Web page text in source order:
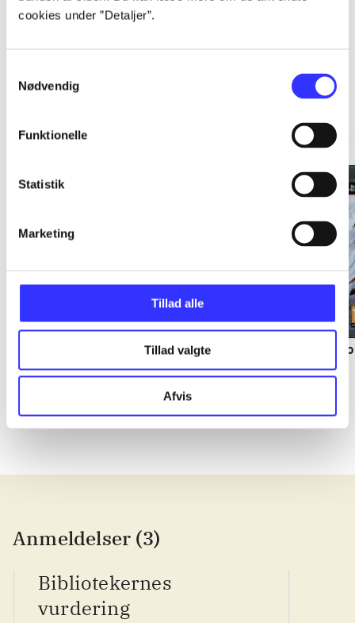
cookies under ”Detaljer”.
Nødvendig
Funktionelle
Statistik
Marketing
Tillad alle
Tillad valgte
Afvis
Minder om
tournament 2
Lego Batman 3 -
beyond Gotham
TT Games
Anmeldelser (3)
Bibliotekernes
vurdering